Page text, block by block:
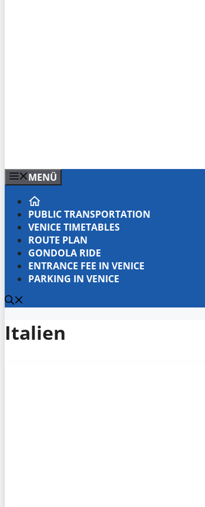
MENÜ
PUBLIC TRANSPORTATION
VENICE TIMETABLES
ROUTE PLAN
GONDOLA RIDE
ENTRANCE FEE IN VENICE
PARKING IN VENICE
Italien